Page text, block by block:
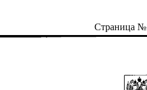
Страница №